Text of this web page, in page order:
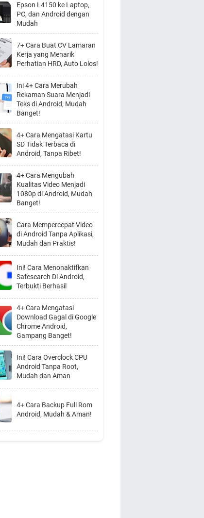
Epson L4150 ke Laptop,
PC, dan Android dengan
Mudah
7+ Cara Buat CV Lamaran
Kerja yang Menarik
Perhatian HRD, Auto Lolos!
Ini 4+ Cara Merubah
Rekaman Suara Menjadi
Teks di Android, Mudah
Banget!
4+ Cara Mengatasi Kartu
SD Tidak Terbaca di
Android, Tanpa Ribet!
4+ Cara Mengubah
Kualitas Video Menjadi
1080p di Android, Mudah
Banget!
Cara Mempercepat Video
di Android Tanpa Aplikasi,
Mudah dan Praktis!
Ini! Cara Menonaktifkan
Safesearch Di Android,
Terbukti Berhasil
4+ Cara Mengatasi
Download Gagal di Google
Chrome Android,
Gampang Banget!
Ini! Cara Overclock CPU
Android Tanpa Root,
Mudah dan Aman
4+ Cara Backup Full Rom
Android, Mudah & Aman!